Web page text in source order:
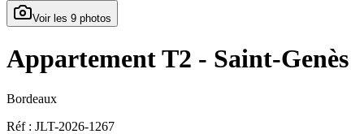
Voir les 9 photos
Appartement T2 - Saint-Genès
Bordeaux
Réf : JLT-2026-1267